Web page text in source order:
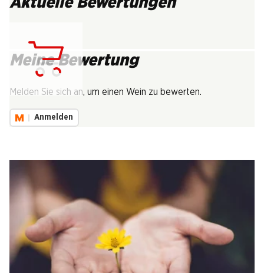
Meine Bewertung
Melden Sie sich an, um einen Wein zu bewerten.
Anmelden